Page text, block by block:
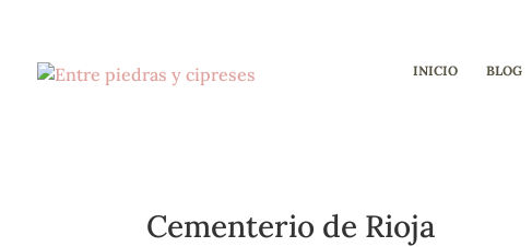
INICIO BLOG
Cementerio de Rioja